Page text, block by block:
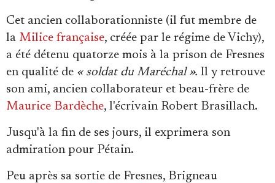
Cet ancien collaborationniste (il fut membre de
la Milice française, créée par le régime de Vichy),
a été détenu quatorze mois à la prison de Fresnes
en qualité de « soldat du Maréchal ». Il y retrouve
son ami, ancien collaborateur et beau-frère de
Maurice Bardèche, l'écrivain Robert Brasillach.
Jusqu'à la fin de ses jours, il exprimera son
admiration pour Pétain.
Peu après sa sortie de Fresnes, Brigneau